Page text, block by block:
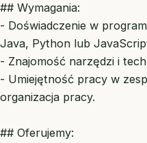
## Wymagania:
- Doświadczenie w
Java, Python lub
- Znajomość narzędzi i
- Umiejętność pracy w
organizacja pracy.
## Oferujemy: